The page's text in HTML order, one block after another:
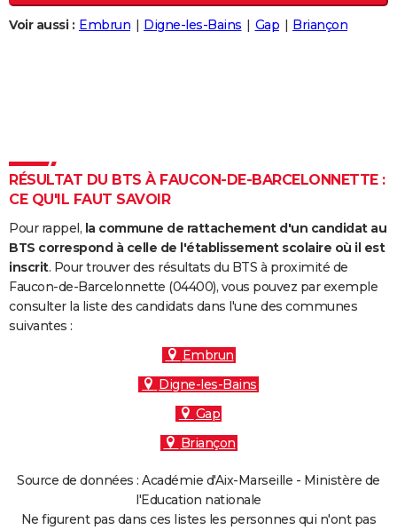
Destinations
City break
Voyage nature
Voyage de noces
Forum
Climat
+
PHOTO
Carte de Noël
Carte Bonne année
Carte Saint-Valentin
Carte Pâques
Carte d'anniversaire
DICTIONNAIRE
Dictionnaire
Biographies
Citations
Expressions
Proverbes
PROGRAMME TV
COPAINS D'AVANT
S'inscrire
Se connecter
Lycées
Collèges
Primaires
Universités
Entreprises
Service militaire
Avis de recherche
AVIS DE DÉCÈS
FORUM
Voir aussi : Embrun Digne-les-Bains Gap Briançon
RÉSULTAT DU BTS À FAUCON-DE-BARCELONNETTE :
CE QU'IL FAUT SAVOIR
Pour rappel, la commune de rattachement d'un candidat au
BTS correspond à celle de l'établissement scolaire où il est
inscrit. Pour trouver des résultats du BTS à proximité de
Faucon-de-Barcelonnette (04400), vous pouvez par exemple
consulter la liste des candidats dans l'une des communes
suivantes :
Embrun
Digne-les-Bains
Gap
Briançon
Source de données : Académie d'Aix-Marseille - Ministère de
l'Education nationale
Ne figurent pas dans ces listes les personnes qui n'ont pas